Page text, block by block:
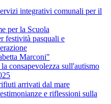
integrativi comunali per il
per la Scuola
festività pasquali e
Marconi"
consapevolezza sull'autismo
arrivati dal mare
e riflessioni sulla